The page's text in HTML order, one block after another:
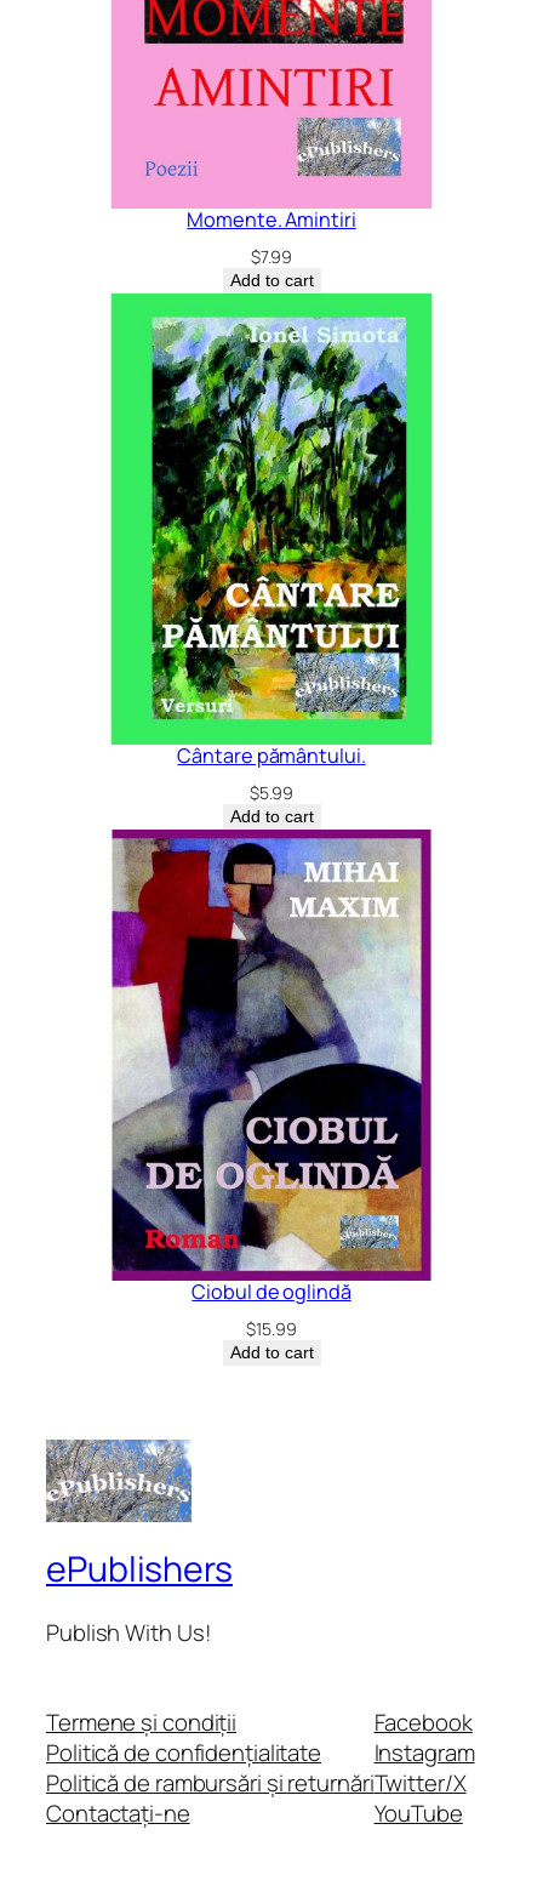
Momente. Amintiri
$7.99
Add to cart
Cântare pământului.
$5.99
Add to cart
Ciobul de oglindă
$15.99
Add to cart
ePublishers
Publish With Us!
Termene și condiții
Politică de confidențialitate
Politică de rambursări și returnări
Contactați-ne
Facebook
Instagram
Twitter/X
YouTube